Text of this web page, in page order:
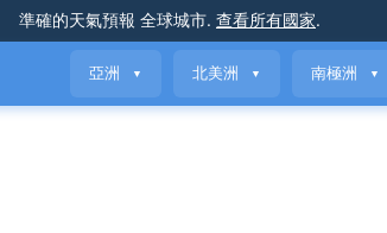
準確的天氣預報 全球城市. 查看所有國家.
亞洲 ▼ 北美洲 ▼ 南極洲 ▼